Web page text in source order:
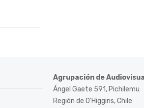
Agrupación de
Ángel Gaete 591, Pichilemu
Región de O’Higgins, Chile